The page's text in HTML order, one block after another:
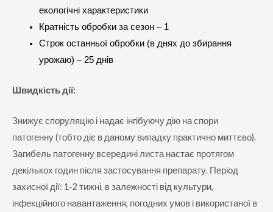
екологічні характеристики
Кратність обробки за сезон – 1
Строк останньої обробки (в днях до збирання
урожаю) – 25 днів
Швидкість дії:
Знижує споруляцію і надає інгібуючу дію на спори
патогенну (тобто діє в даному випадку практично миттєво).
Загибель патогенну всередині листа настає протягом
декількох годин після застосування препарату. Період
захисної дії: 1-2 тижні, в залежності від культури,
інфекційного навантаження, погодних умов і використаної в